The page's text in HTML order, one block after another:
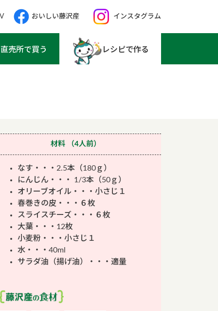
おいしい藤沢産 インスタグラム
直売所で買う レシピで作る
材料 （4人前）
なす・・・2.5本（180ｇ）
にんじん・・・ 1/3本（50ｇ）
オリーブオイル・・・小さじ１
春巻きの皮・・・６枚
スライスチーズ・・・６枚
大葉・・・12枚
小麦粉・・・小さじ１
水・・・40ml
サラダ油（揚げ油）・・・適量